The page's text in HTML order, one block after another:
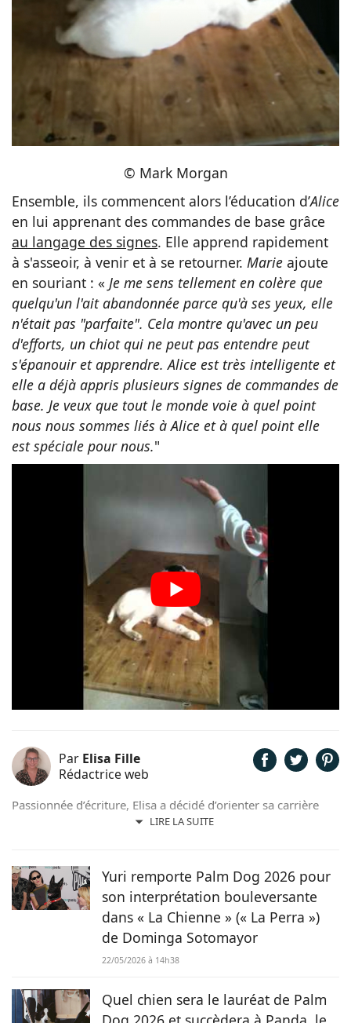
© Mark Morgan
Ensemble, ils commencent alors l’éducation d’Alice
en lui apprenant des commandes de base grâce
au langage des signes. Elle apprend rapidement
à s'asseoir, à venir et à se retourner. Marie ajoute
en souriant : « Je me sens tellement en colère que
quelqu'un l'ait abandonnée parce qu'à ses yeux, elle
n'était pas "parfaite". Cela montre qu'avec un peu
d'efforts, un chiot qui ne peut pas entendre peut
s'épanouir et apprendre. Alice est très intelligente et
elle a déjà appris plusieurs signes de commandes de
base. Je veux que tout le monde voie à quel point
nous nous sommes liés à Alice et à quel point elle
est spéciale pour nous."
Par Elisa Fille
Rédactrice web
LIRE LA SUITE
Passionnée d’écriture, Elisa a décidé d’orienter sa carrière
professionnelle dans l’univers de la rédaction. Trouvant son
tout naturellement qu’elle prête sa plume à Chien.fr pour
vivre de ses deux passions.
Yuri remporte Palm Dog 2026 pour
son interprétation bouleversante
dans « La Chienne » (« La Perra »)
de Dominga Sotomayor
22/05/2026 à 14h38
Quel chien sera le lauréat de Palm